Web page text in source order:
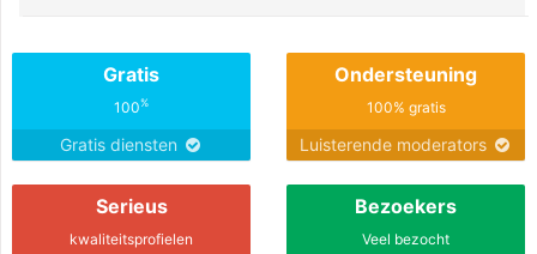
Gratis
100%
Gratis diensten
Ondersteuning
100% gratis
Luisterende moderators
Serieus
kwaliteitsprofielen
Bezoekers
Veel bezocht